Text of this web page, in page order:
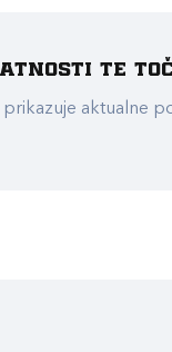
te
prikazuje aktualne